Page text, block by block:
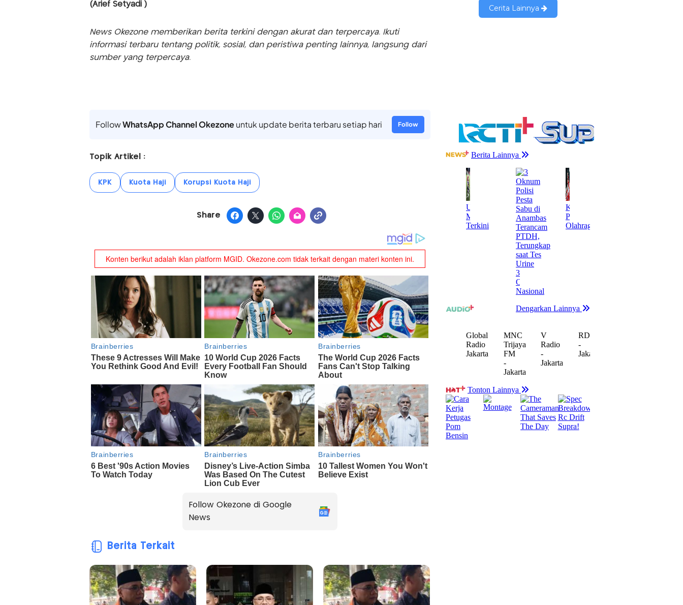
(Arief Setyadi )
News Okezone memberikan berita terkini dengan akurat dan terpercaya. Ikuti
informasi terbaru tentang politik, sosial, dan peristiwa penting lainnya, langsung dari
sumber yang terpercaya.
FollowWhatsApp Channel Okezoneuntuk update berita terbaru setiap hari Follow
Topik Artikel :
KPK Kuota Haji Korupsi Kuota Haji
Share
Follow Okezone di Google
News
Berita Terkait